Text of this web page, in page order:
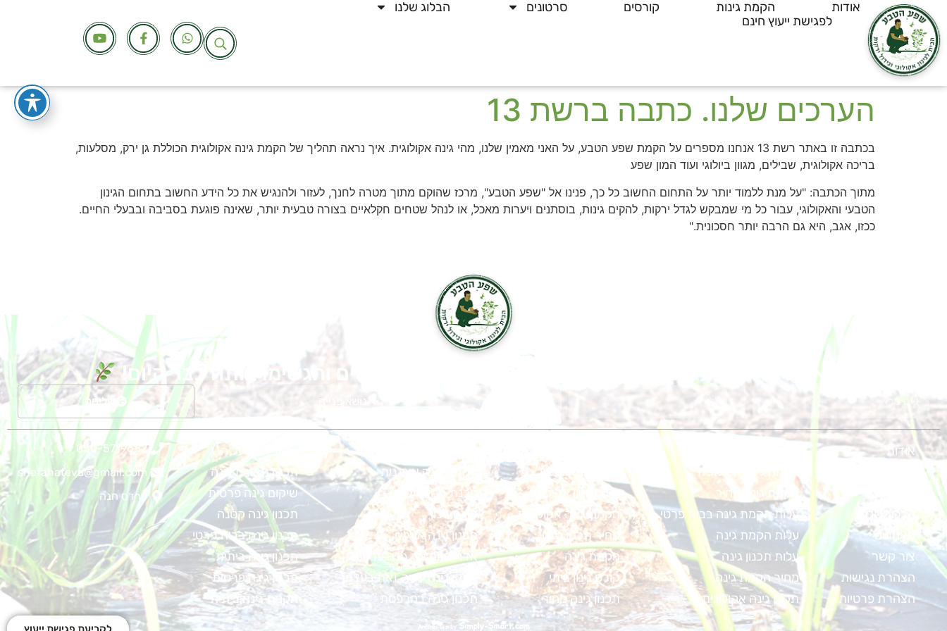
אודות הקמת גינות קורסים סרטונים
הבלוג שלנו
לפגישת ייעוץ חינם
הערכים שלנו. כתבה ברשת 13
בכתבה זו באתר רשת 13 אנחנו מספרים על הקמת שפע הטבע, על האני מאמין שלנו, מהי גינה אקולוגית. איך נראה תהליך של הקמת גינה אקולוגית הכוללת גן ירק, מסלעות,
בריכה אקולוגית, שבילים, מגוון ביולוגי ועוד המון שפע
מתוך הכתבה: "על מנת ללמוד יותר על התחום החשוב כל כך, פנינו אל "שפע הטבע", מרכז שהוקם מתוך מטרה לחנך, לעזור ולהנגיש את כל הידע החשוב בתחום הגינון
הטבעי והאקולוגי, עבור כל מי שמבקש לגדל ירקות, להקים גינות, בוסתנים ויערות מאכל, או לנהל שטחים חקלאיים בצורה טבעית יותר, שאינה פוגעת בסביבה ובבעלי החיים.
ככזו, אגב, היא גם הרבה יותר חסכונית."
גם אתם חולמים על גינת חלומות ירוקה ומניבה? מלאו פרטים והגשימו אותה כבר היום!
שליחה
אודות
הבלוג שלנו
מאמרים
צור קשר
הצהרת נגישות
הצהרת פרטיות
הקמה גינה אקולוגית
הקמת גינה מחיר
עלות הקמת גינה בבית פרטי
עלות הקמת גינה
עלות תכנון גינה
מחיר הקמת גינה
תכנון גינה אקולוגית
קורס גינון אונליין
קורס גינון אקולוגי
הקמת גינה אקולוגית
מחיר תכנון גינה
הקמת גינה
קורס גינון ביתי
תכנון גינה מחיר
יעוץ לגינה
הקמת גינה אורגנית
הכנת גינה ביתית
קורס גינון
תכנון גינה אונליין
אדריכלות נוף גינה פרטית
תכנון גינה עשה זאת בעצמך
תכנון גינה במרפסת
עיצוב גינה על הגג
תכנון תאורת גינה
שיקום גינה פרטית
תכנון גינה קטנה
תכנון גינה בבית פרטי
תכנון גינה ביתית
תכנון גינה פרטית
הקמת גינה ביתית
050-5719682
shefahateva@gmail.com
פרדס חנה